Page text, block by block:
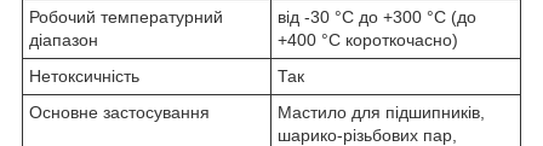
Робочий температурний
діапазон
від -30 °C до +300 °C (до
+400 °C короткочасно)
Нетоксичність
Так
Основне застосування
Мастило для підшипників,
шарико-різьбових пар,